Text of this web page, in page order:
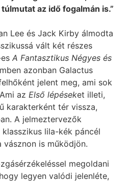
az idő fogalmán is.”
Lee és Jack Kirby álmodta
vált két részes
A Fantasztikus Négyes és
azonban Galactus
jelent meg, ami sok
az Első lépéseket illeti,
karakterként tér vissza,
A jelmeztervezők
lila-kék páncél
vásznon is működjön.
megoldani
legyen valódi jelenléte,